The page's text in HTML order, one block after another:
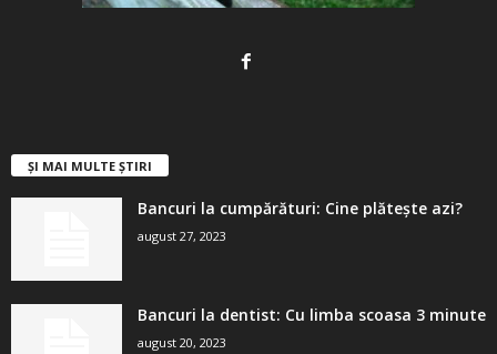
ȘI MAI MULTE ȘTIRI
Bancuri la cumpărături: Cine plătește azi?
august 27, 2023
Bancuri la dentist: Cu limba scoasa 3 minute
august 20, 2023